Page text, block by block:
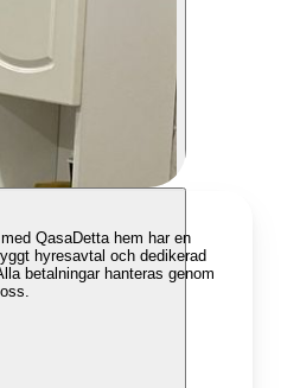
QasaDetta hem har en
hyresavtal och dedikerad
betalningar hanteras genom
oss.